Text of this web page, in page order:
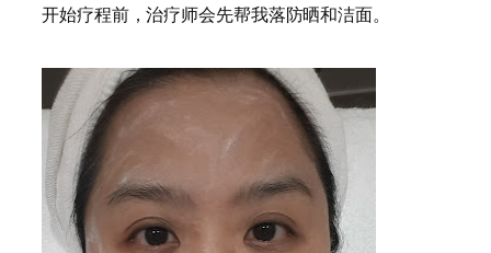
开始疗程前，治疗师会先帮我落防晒和洁面。